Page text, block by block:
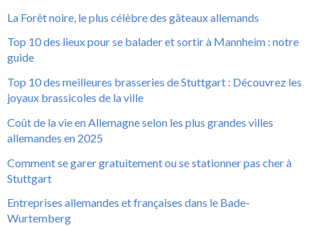
La Forêt noire, le plus célèbre des gâteaux allemands
Top 10 des lieux pour se balader et sortir à Mannheim : notre
guide
Top 10 des meilleures brasseries de Stuttgart : Découvrez les
joyaux brassicoles de la ville
Coût de la vie en Allemagne selon les plus grandes villes
allemandes en 2025
Comment se garer gratuitement ou se stationner pas cher à
Stuttgart
Entreprises allemandes et françaises dans le Bade-
Wurtemberg